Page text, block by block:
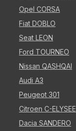
Opel CORSA
Fiat DOBLO
Seat LEON
Ford TOURNEO
Nissan QASHQAI
Audi A3
Peugeot 301
Citroen C-ELYSEE
Dacia SANDERO